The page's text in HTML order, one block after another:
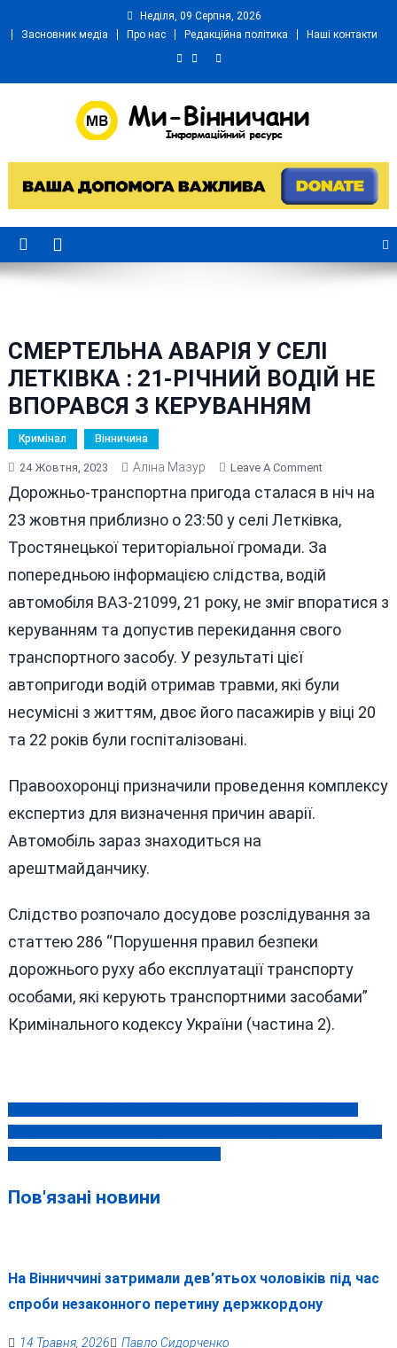
Неділя, 09 Серпня, 2026
Засновник медіа
Про нас Редакційна політика Наші контакти
Ми Вінничани
СМЕРТЕЛЬНА АВАРІЯ У СЕЛІ
ЛЕТКІВКА : 21-РІЧНИЙ ВОДІЙ НЕ
ВПОРАВСЯ З КЕРУВАННЯМ
Кримінал Вінничина
24 Жовтня, 2023 Аліна Мазур Leave A CommentOn
СМЕРТЕЛЬНА
У
СЕЛІ
ЛЕТКІВКА
21-
РІЧНИЙ
ВПОРАВСЯ
З
Дорожньо-транспортна пригода сталася в ніч на
23 жовтня приблизно о 23:50 у селі Летківка,
Тростянецької територіальної громади. За
попередньою інформацією слідства, водій
автомобіля ВАЗ-21099, 21 року, не зміг впоратися з
керуванням та допустив перекидання свого
транспортного засобу. У результаті цієї
автопригоди водій отримав травми, які були
несумісні з життям, двоє його пасажирів у віці 20
та 22 років були госпіталізовані.
Правоохоронці призначили проведення комплексу
експертиз для визначення причин аварії.
Автомобіль зараз знаходиться на
арештмайданчику.
Слідство розпочало досудове розслідування за
статтею 286 “Порушення правил безпеки
дорожнього руху або експлуатації транспорту
особами, які керують транспортними засобами”
Кримінального кодексу України (частина 2).
Навігація
записів
Пов'язані новини
На Вінниччині затримали дев’ятьох чоловіків під час
спроби незаконного перетину держкордону
14 Травня, 2026 Павло Сидорченко